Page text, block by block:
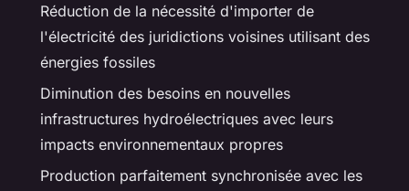
Réduction de la nécessité d'importer de
l'électricité des juridictions voisines utilisant des
énergies fossiles
Diminution des besoins en nouvelles
infrastructures hydroélectriques avec leurs
impacts environnementaux propres
Production parfaitement synchronisée avec les